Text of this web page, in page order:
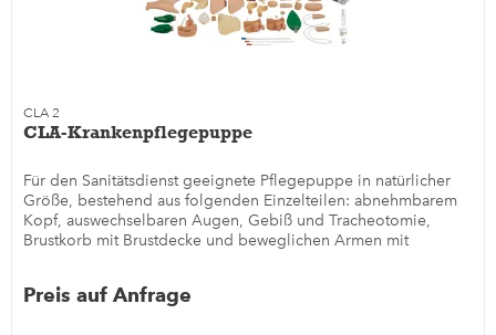
CLA 2
CLA-Krankenpflegepuppe
Für den Sanitätsdienst geeignete Pflegepuppe in natürlicher
Größe, bestehend aus folgenden Einzelteilen: abnehmbarem
Kopf, auswechselbaren Augen, Gebiß und Tracheotomie,
Brustkorb mit Brustdecke und beweglichen Armen mit
Preis auf Anfrage